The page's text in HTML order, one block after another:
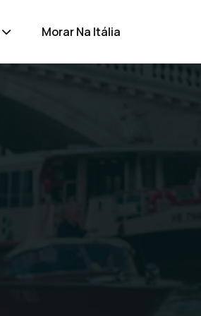
Morar Na Itália